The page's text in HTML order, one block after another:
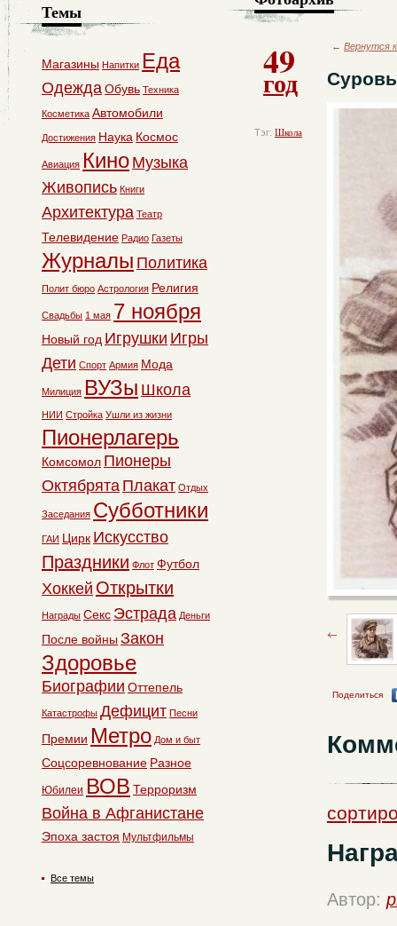
49
год
Тэг: Школа
← Вернутся
Поделиться
Автор:
Темы
Магазины Напитки Еда
ОдеждаОбувь Техника
Косметика Автомобили
Достижения Наука Космос
Авиация Кино Музыка
Живопись Книги
Архитектура Театр
Телевидение Радио Газеты
Журналы Политика
Полит бюро Астрология Религия
Свадьбы 1 мая 7 ноября
Новый год Игрушки Игры
Дети Спорт Армия Мода
Милиция ВУЗы Школа
НИИ Стройка Ушли из жизни
Пионерлагерь
Комсомол Пионеры
Октябрята Плакат Отдых
Заседания Субботники
ГАИ Цирк Искусство
Праздники Флот Футбол
Хоккей Открытки
Награды Секс Эстрада Деньги
После войны Закон
Здоровье
Биографии Оттепель
Катастрофы Дефицит Песни
Премии Метро Дом и быт
Соцсоревнование Разное
Юбилеи ВОВ Терроризм
Война в Афганистане
Эпоха застоя Мультфильмы
Все темы